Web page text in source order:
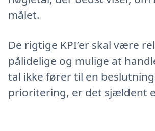
målet.
De rigtige KPI’er skal være
pålidelige og mulige at
tal ikke fører til en
prioritering, er det sjældent